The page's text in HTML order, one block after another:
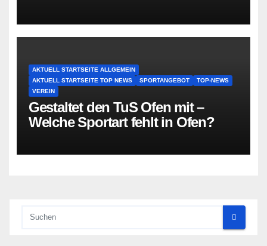
AKTUELL STARTSEITE ALLGEMEIN
AKTUELL STARTSEITE TOP NEWS
SPORTANGEBOT
TOP-NEWS
VEREIN
Gestaltet den TuS Ofen mit –
Welche Sportart fehlt in Ofen?